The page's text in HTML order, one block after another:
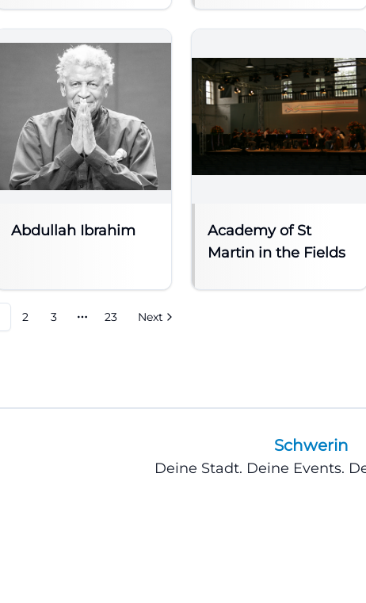
Abdullah Ibrahim
Academy of St
Martin in the Fields
2 3
More pages
23
Next
Schwerin
Deine Stadt. Deine Events.